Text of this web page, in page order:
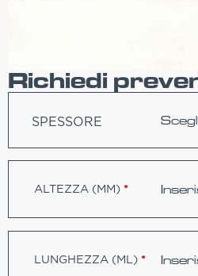
Richiedi
SPESSORE
ALTEZZA (MM) *
LUNGHEZZA (ML) *